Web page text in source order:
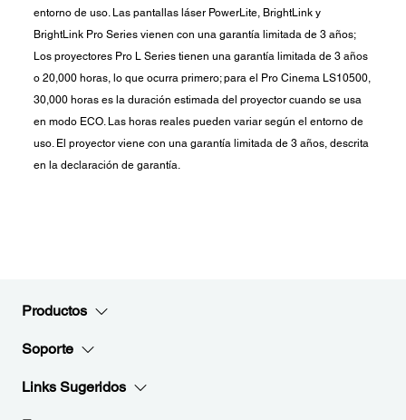
entorno de uso. Las pantallas láser PowerLite, BrightLink y
BrightLink Pro Series vienen con una garantía limitada de 3 años;
Los proyectores Pro L Series tienen una garantía limitada de 3 años
o 20,000 horas, lo que ocurra primero; para el Pro Cinema LS10500,
30,000 horas es la duración estimada del proyector cuando se usa
en modo ECO. Las horas reales pueden variar según el entorno de
uso. El proyector viene con una garantía limitada de 3 años, descrita
en la declaración de garantía.
Productos
Soporte
Links Sugeridos